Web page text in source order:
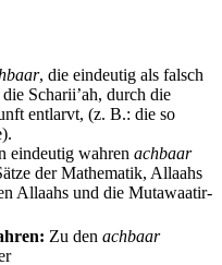
, die eindeutig als falsch
Scharii’ah, durch die
entlarvt, (z. B.: die so
eindeutig wahren achbaar
der Mathematik, Allaahs
Allaahs und die Mutawaatir-
Zu den achbaar